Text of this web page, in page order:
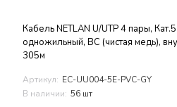
Кабель NETLAN U/UTP 4 пары,
одножильный, BC (чистая медь),
305м
Артикул: EC-UU004-5E-PVC-GY
В наличии: 56 шт